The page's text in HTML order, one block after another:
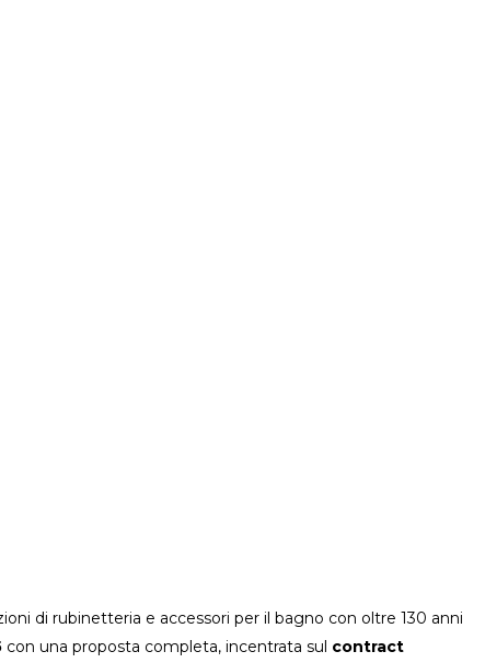
di rubinetteria e accessori per il bagno con oltre 130 anni
con una proposta completa, incentrata sul contract